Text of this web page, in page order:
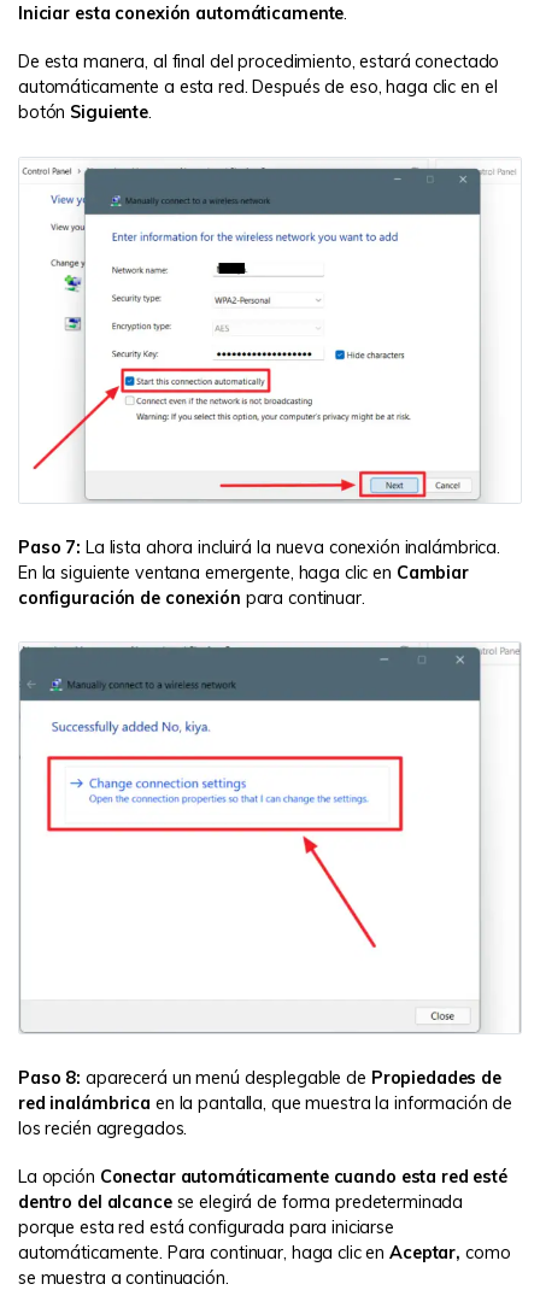
Iniciar esta conexión automáticamente.
De esta manera, al final del procedimiento, estará conectado
automáticamente a esta red. Después de eso, haga clic en el
botón Siguiente.
Paso 7: La lista ahora incluirá la nueva conexión inalámbrica.
En la siguiente ventana emergente, haga clic en Cambiar
configuración de conexión para continuar.
Paso 8: aparecerá un menú desplegable de Propiedades de
red inalámbrica en la pantalla, que muestra la información de
los recién agregados.
La opción Conectar automáticamente cuando esta red esté
dentro del alcancese elegirá de forma predeterminada
porque esta red está configurada para iniciarse
automáticamente. Para continuar, haga clic enAceptar, como
se muestra a continuación.